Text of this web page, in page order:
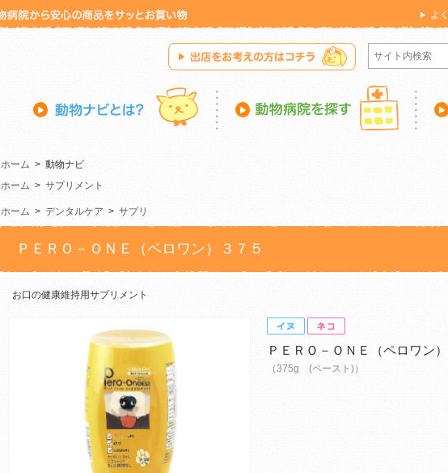
よ
ホーム > 動物ナビ
ホーム > サプリメント
ホーム > デンタルケア > サプリ
ＰＥＲＯ－ＯＮＥ（ペロワン）３７５
お口の健康維持用サプリメント
ＰＥＲＯ－ＯＮＥ（ペロワン
（375g (ペースト)）